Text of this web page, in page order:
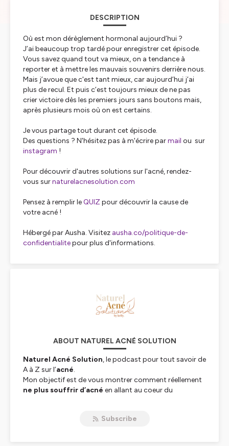
DESCRIPTION
Où est mon dérèglement hormonal aujourd’hui ?
J’ai beaucoup trop tardé pour enregistrer cet épisode.
Vous savez quand tout va mieux, on a tendance à
reporter et à mettre les mauvais souvenirs derrière nous.
Mais j’avoue que c'est tant mieux, car aujourd’hui j’ai
plus de recul. Et puis c’est toujours mieux de ne pas
crier victoire dès les premiers jours sans boutons mais,
après plusieurs mois où on est certains.
Je vous partage tout durant cet épisode.
Des questions ? N'hésitez pas à m'écrire parmail ou sur
instagram !
Pour découvrir d'autres solutions sur l'acné, rendez-
vous surnaturelacnesolution.com
Pensez à remplir leQUIZ pour découvrir la cause de
votre acné !
Hébergé par Ausha. Visitez ausha.co/politique-de-
confidentialitepour plus d'informations.
ABOUT NATUREL ACNÉ SOLUTION
Naturel Acné Solution, le podcast pour tout savoir de
A à Z sur l’acné.
Mon objectif est de vous montrer comment réellement
ne plus souffrir d’acné en allant au coeur du
ressources concrètes,tout est possible
Subscribe